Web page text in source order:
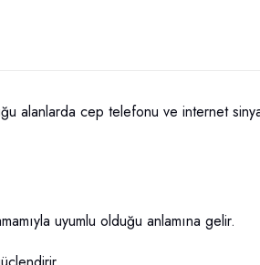
alanlarda cep telefonu ve internet
uyumlu olduğu anlamına gelir.